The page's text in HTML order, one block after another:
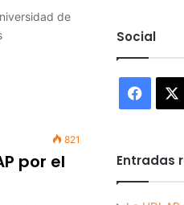
de
821
por el
Social
Entradas